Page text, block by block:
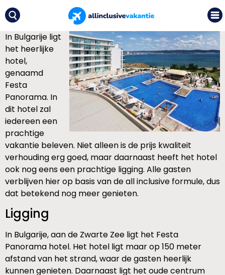
In Bulgarije ligt
het heerlijke
hotel,
genaamd
Festa
Panorama. In
dit hotel zal
iedereen een
prachtige
vakantie beleven. Niet alleen is de prijs kwaliteit
verhouding erg goed, maar daarnaast heeft het hotel
ook nog eens een prachtige ligging. Alle gasten
verblijven hier op basis van de all inclusive formule, dus
dat betekend nog meer genieten.
Ligging
In Bulgarije, aan de Zwarte Zee ligt het Festa
Panorama hotel. Het hotel ligt maar op 150 meter
afstand van het strand, waar de gasten heerlijk
kunnen genieten. Daarnaast ligt het oude centrum